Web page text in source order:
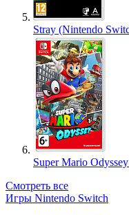
Stray (Nintendo
Super Mario
Смотреть все
Игры Nintendo Switch